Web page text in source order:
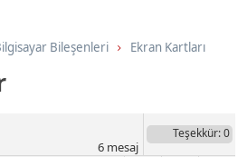
Bileşenleri Ekran Kartları
Teşekkür: 0
6mesaj